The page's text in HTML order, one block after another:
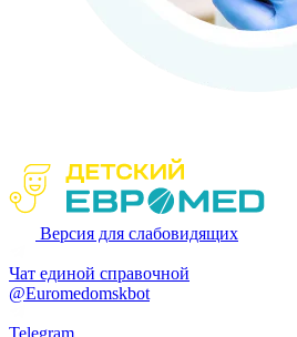
Версия для слабовидящих
Чат единой справочной
@Euromedomskbot
Telegram